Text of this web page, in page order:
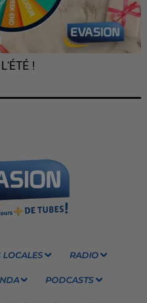
!
LOCALES RADIO
PODCASTS